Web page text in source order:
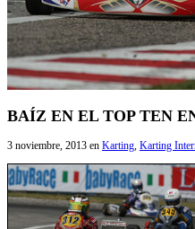
BAÍZ EN EL TOP TEN
3 noviembre, 2013 en Karting Karting